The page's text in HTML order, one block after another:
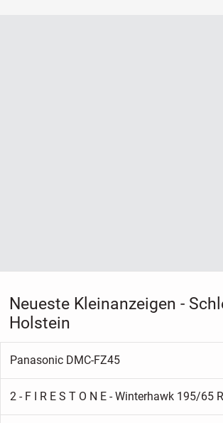
Neueste Kleinanzeigen -
Holstein
Panasonic DMC-FZ45